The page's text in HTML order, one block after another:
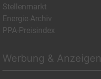
Stellenmarkt
Energie-Archiv
PPA-Preisindex
Werbung & Anzeigen